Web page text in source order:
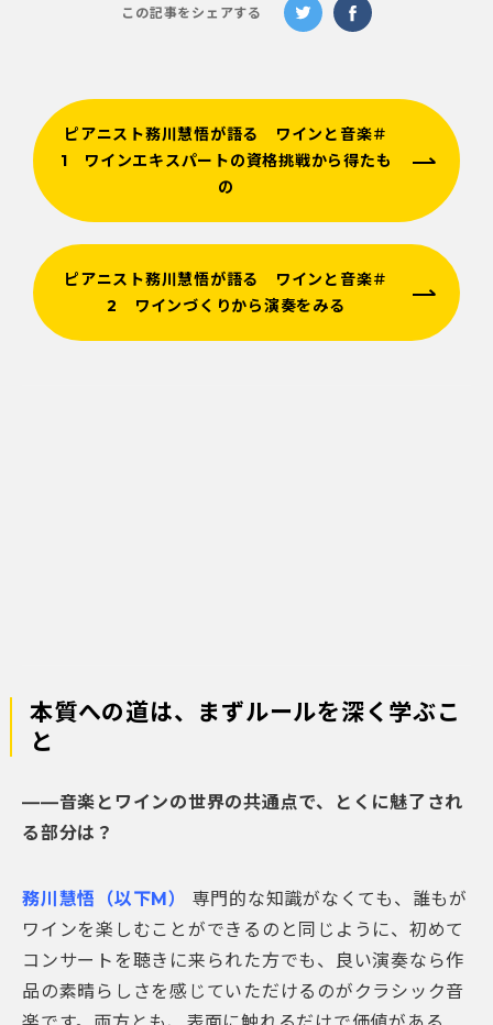
この記事をシェアする
ピアニスト務川慧悟が語る ワインと音楽＃
1 ワインエキスパートの資格挑戦から得たも
の
ピアニスト務川慧悟が語る ワインと音楽＃
2 ワインづくりから演奏をみる
本質への道は、まずルールを深く学ぶこ
と
――音楽とワインの世界の共通点で、とくに魅了され
る部分は？
務川慧悟（以下M）
専門的な知識がなくても、誰もが
ワインを楽しむことができるのと同じように、初めて
コンサートを聴きに来られた方でも、良い演奏なら作
品の素晴らしさを感じていただけるのがクラシック音